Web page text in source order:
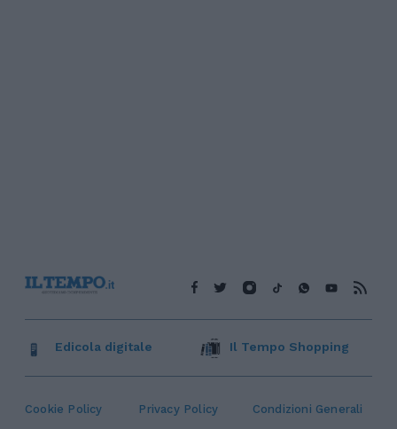
Cookie Policy Privacy Policy Condizioni Generali
Edicola digitale Il Tempo Shopping